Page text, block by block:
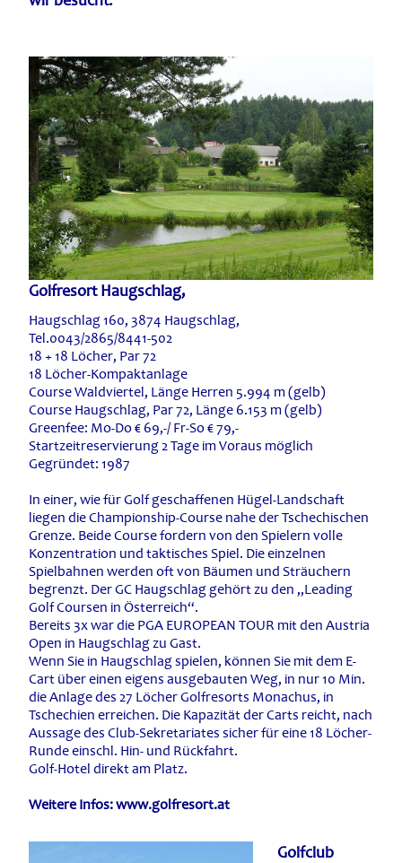
Golfresort Haugschlag,
Haugschlag 160, 3874 Haugschlag,
Tel.0043/2865/8441-502
18 + 18 Löcher, Par 72
18 Löcher-Kompaktanlage
Course Waldviertel, Länge Herren 5.994 m (gelb)
Course Haugschlag, Par 72, Länge 6.153 m (gelb)
Greenfee: Mo-Do € 69,-/ Fr-So € 79,-
Startzeitreservierung 2 Tage im Voraus möglich
Gegründet: 1987
In einer, wie für Golf geschaffenen Hügel-Landschaft
liegen die Championship-Course nahe der Tschechischen
Grenze. Beide Course fordern von den Spielern volle
Konzentration und taktisches Spiel. Die einzelnen
Spielbahnen werden oft von Bäumen und Sträuchern
begrenzt. Der GC Haugschlag gehört zu den „Leading
Golf Coursen in Österreich“.
Bereits 3x war die PGA EUROPEAN TOUR mit den Austria
Open in Haugschlag zu Gast.
Wenn Sie in Haugschlag spielen, können Sie mit dem E-
Cart über einen eigens ausgebauten Weg, in nur 10 Min.
die Anlage des 27 Löcher Golfresorts Monachus, in
Tschechien erreichen. Die Kapazität der Carts reicht, nach
Aussage des Club-Sekretariates sicher für eine 18 Löcher-
Runde einschl. Hin- und Rückfahrt.
Golf-Hotel direkt am Platz.
Weitere Infos: www.golfresort.at
Golfclub